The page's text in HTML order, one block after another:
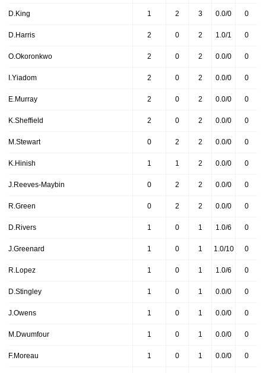
D.King 1 2 3 0.0/0 0
D.Harris 2 0 2 1.0/1 0
O.Okoronkwo 2 0 2 0.0/0 0
I.Yiadom 2 0 2 0.0/0 0
E.Murray 2 0 2 0.0/0 0
K.Sheffield 2 0 2 0.0/0 0
M.Stewart 0 2 2 0.0/0 0
K.Hinish 1 1 2 0.0/0 0
J.Reeves-Maybin 0 2 2 0.0/0 0
R.Green 0 2 2 0.0/0 0
D.Rivers 1 0 1 1.0/6 0
J.Greenard 1 0 1 1.0/10 0
R.Lopez 1 0 1 1.0/6 0
D.Stingley 1 0 1 0.0/0 0
J.Owens 1 0 1 0.0/0 0
M.Dwumfour 1 0 1 0.0/0 0
F.Moreau 1 0 1 0.0/0 0